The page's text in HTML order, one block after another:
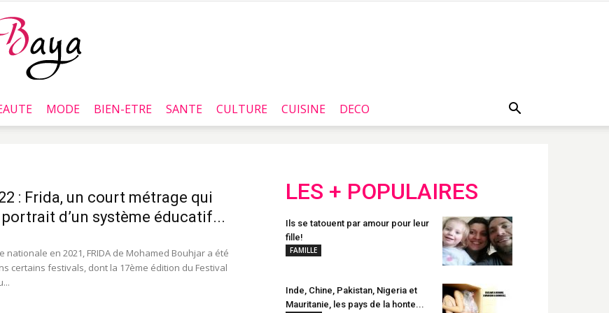
Baya.tn
MODE BIEN-ETRE SANTE CULTURE CUISINE DECO
: Frida, un court métrage qui
d’un système éducatif...
nationale en 2021, FRIDA de Mohamed Bouhjar a été
certains festivals, dont la 17ème édition du Festival
LES + POPULAIRES
Ils se tatouent par amour pour leur
fille!
FAMILLE
Inde, Chine, Pakistan, Nigeria et
Mauritanie, les pays de la honte...